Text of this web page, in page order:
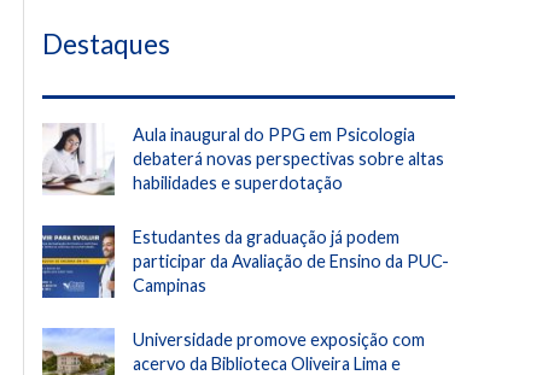
Destaques
Aula inaugural do PPG em Psicologia
debaterá novas perspectivas sobre altas
habilidades e superdotação
Estudantes da graduação já podem
participar da Avaliação de Ensino da PUC-
Campinas
Universidade promove exposição com
acervo da Biblioteca Oliveira Lima e